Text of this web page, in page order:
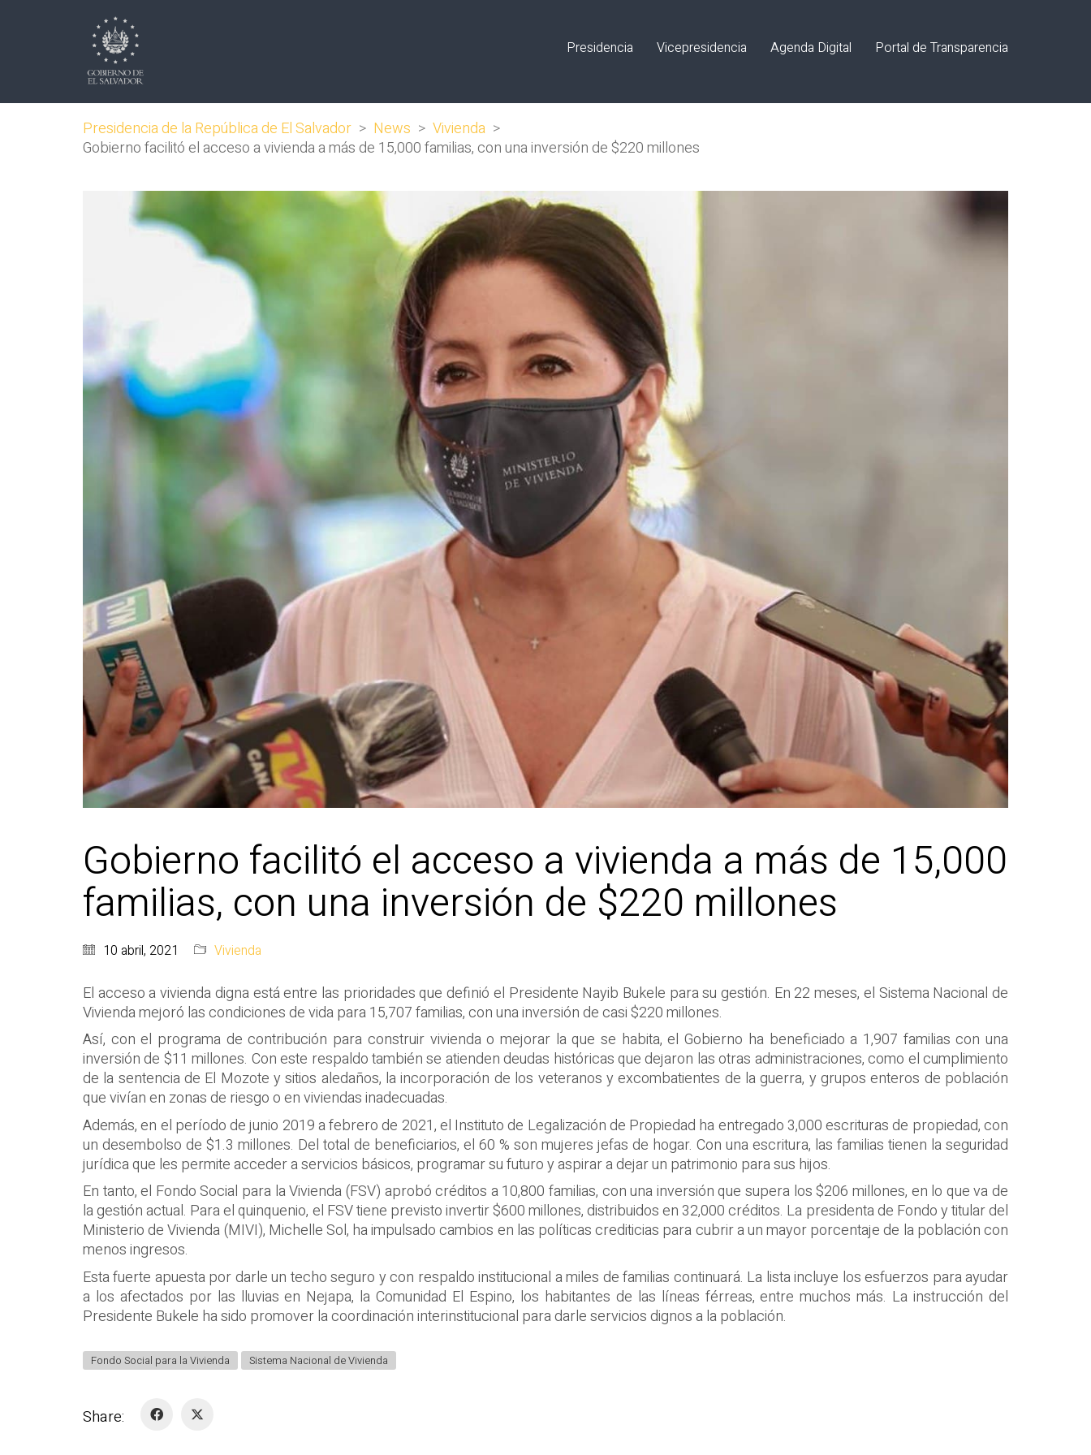
Presidencia Vicepresidencia Agenda Digital Portal de Transparencia
Presidencia de la República de El Salvador > News > Vivienda >
Gobierno facilitó el acceso a vivienda a más de 15,000 familias, con una inversión de $220 millones
Gobierno facilitó el acceso a vivienda a más de 15,000
familias, con una inversión de $220 millones
10 abril, 2021 Vivienda
El acceso a vivienda digna está entre las prioridades que definió el Presidente Nayib Bukele para su gestión. En 22 meses, el Sistema Nacional de
Vivienda mejoró las condiciones de vida para 15,707 familias, con una inversión de casi $220 millones.
Así, con el programa de contribución para construir vivienda o mejorar la que se habita, el Gobierno ha beneficiado a 1,907 familias con una
inversión de $11 millones. Con este respaldo también se atienden deudas históricas que dejaron las otras administraciones, como el cumplimiento
de la sentencia de El Mozote y sitios aledaños, la incorporación de los veteranos y excombatientes de la guerra, y grupos enteros de población
que vivían en zonas de riesgo o en viviendas inadecuadas.
Además, en el período de junio 2019 a febrero de 2021, el Instituto de Legalización de Propiedad ha entregado 3,000 escrituras de propiedad, con
un desembolso de $1.3 millones. Del total de beneficiarios, el 60 % son mujeres jefas de hogar. Con una escritura, las familias tienen la seguridad
jurídica que les permite acceder a servicios básicos, programar su futuro y aspirar a dejar un patrimonio para sus hijos.
En tanto, el Fondo Social para la Vivienda (FSV) aprobó créditos a 10,800 familias, con una inversión que supera los $206 millones, en lo que va de
la gestión actual. Para el quinquenio, el FSV tiene previsto invertir $600 millones, distribuidos en 32,000 créditos. La presidenta de Fondo y titular del
Ministerio de Vivienda (MIVI), Michelle Sol, ha impulsado cambios en las políticas crediticias para cubrir a un mayor porcentaje de la población con
menos ingresos.
Esta fuerte apuesta por darle un techo seguro y con respaldo institucional a miles de familias continuará. La lista incluye los esfuerzos para ayudar
a los afectados por las lluvias en Nejapa, la Comunidad El Espino, los habitantes de las líneas férreas, entre muchos más. La instrucción del
Presidente Bukele ha sido promover la coordinación interinstitucional para darle servicios dignos a la población.
Fondo Social para la Vivienda Sistema Nacional de Vivienda
Share: